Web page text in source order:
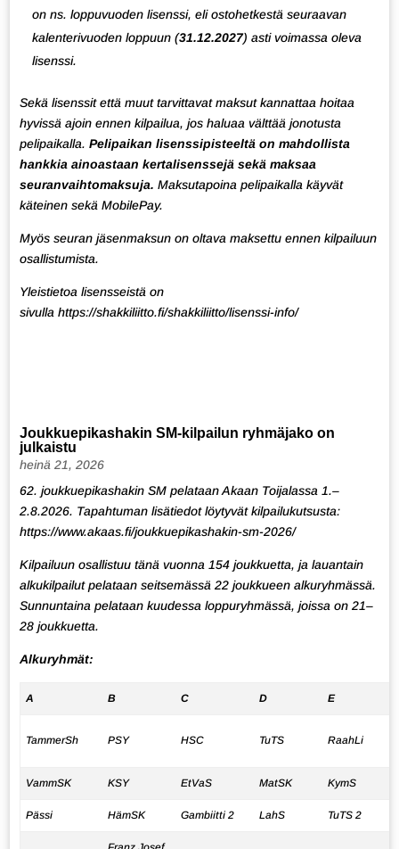
on ns. loppuvuoden lisenssi, eli ostohetkestä seuraavan
kalenterivuoden loppuun (31.12.2027) asti voimassa oleva
lisenssi.
Sekä lisenssit että muut tarvittavat maksut kannattaa hoitaa
hyvissä ajoin ennen kilpailua, jos haluaa välttää jonotusta
pelipaikalla. Pelipaikan lisenssipisteeltä on mahdollista
hankkia ainoastaan kertalisenssejä sekä maksaa
seuranvaihtomaksuja. Maksutapoina pelipaikalla käyvät
käteinen sekä MobilePay.
Myös seuran jäsenmaksun on oltava maksettu ennen kilpailuun
osallistumista.
Yleistietoa lisensseistä on
sivulla https://shakkiliitto.fi/shakkiliitto/lisenssi-info/
Joukkuepikashakin SM-kilpailun ryhmäjako on
julkaistu
heinä 21, 2026
62. joukkuepikashakin SM pelataan Akaan Toijalassa 1.–
2.8.2026. Tapahtuman lisätiedot löytyvät kilpailukutsusta:
https://www.akaas.fi/joukkuepikashakin-sm-2026/
Kilpailuun osallistuu tänä vuonna 154 joukkuetta, ja lauantain
alkukilpailut pelataan seitsemässä 22 joukkueen alkuryhmässä.
Sunnuntaina pelataan kuudessa loppuryhmässä, joissa on 21–
28 joukkuetta.
Alkuryhmät:
A B C D E
TammerSh PSY HSC TuTS RaahLi
VammSK KSY EtVaS MatSK KymS
Pässi HämSK Gambiitti 2 LahS TuTS 2